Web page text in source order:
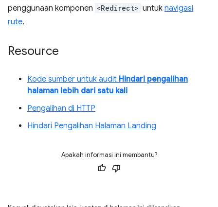
penggunaan komponen <Redirect> untuk navigasi
rute.
Resource
Kode sumber untuk audit Hindari pengalihan
halaman lebih dari satu kali
Pengalihan di HTTP
Hindari Pengalihan Halaman Landing
Apakah informasi ini membantu?